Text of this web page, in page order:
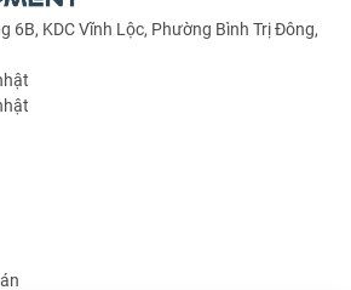
6B, KDC Vĩnh Lộc, Phường Bình Trị Đông,